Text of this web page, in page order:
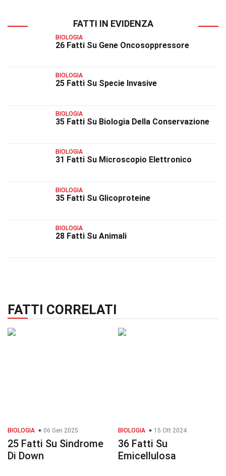
FATTI IN EVIDENZA
BIOLOGIA
26 Fatti Su Gene Oncosoppressore
BIOLOGIA
25 Fatti Su Specie Invasive
BIOLOGIA
35 Fatti Su Biologia Della Conservazione
BIOLOGIA
31 Fatti Su Microscopio Elettronico
BIOLOGIA
35 Fatti Su Glicoproteine
BIOLOGIA
28 Fatti Su Animali
FATTI CORRELATI
BIOLOGIA 06 Gen 2025
25 Fatti Su Sindrome
Di Down
BIOLOGIA 15 Ott 2024
36 Fatti Su
Emicellulosa